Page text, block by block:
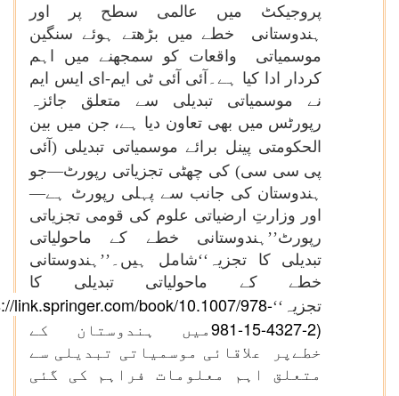
پروجیکٹ میں عالمی سطح پر اور
ہندوستانی خطے میں بڑھتے ہوئے سنگین
موسمیاتی واقعات کو سمجھنے میں اہم
کردار ادا کیا ہے۔آئی آئی ٹی ایم-ای ایس ایم
نے موسمیاتی تبدیلی سے متعلق جائزہ
رپورٹس میں بھی تعاون دیا ہے، جن میں بین
الحکومتی پینل برائے موسمیاتی تبدیلی (آئی
پی سی سی) کی چھٹی تجزیاتی رپورٹ—جو
ہندوستان کی جانب سے پہلی رپورٹ ہے—
اور وزارتِ ارضیاتی علوم کی قومی تجزیاتی
رپورٹ’’ہندوستانی خطے کے ماحولیاتی
تبدیلی کا تجزیہ‘‘شامل ہیں۔’’ہندوستانی
خطے کے ماحولیاتی تبدیلی کا
تجزیہ‘‘link.springer.com/book/10.1007/978-
981-15-4327-2)میں ہندوستان کے
خطےپر علاقائی موسمیاتی تبدیلی سے
متعلق اہم معلومات فراہم کی گئی